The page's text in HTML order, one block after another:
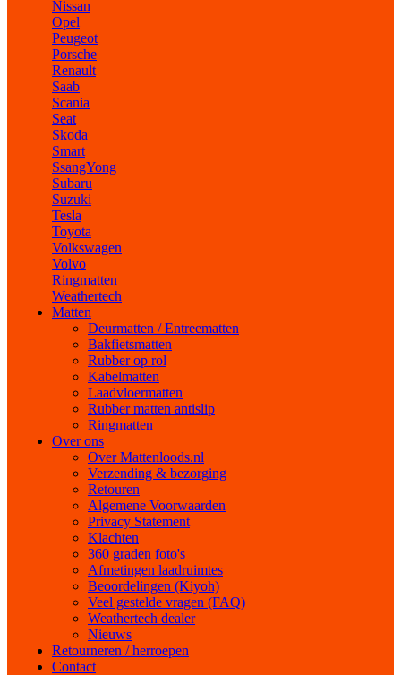
Nissan
Opel
Peugeot
Porsche
Renault
Saab
Scania
Seat
Skoda
Smart
SsangYong
Subaru
Suzuki
Tesla
Toyota
Volkswagen
Volvo
Ringmatten
Weathertech
Matten
Deurmatten / Entreematten
Bakfietsmatten
Rubber op rol
Kabelmatten
Laadvloermatten
Rubber matten antislip
Ringmatten
Over ons
Over Mattenloods.nl
Verzending & bezorging
Retouren
Algemene Voorwaarden
Privacy Statement
Klachten
360 graden foto's
Afmetingen laadruimtes
Beoordelingen (Kiyoh)
Veel gestelde vragen (FAQ)
Weathertech dealer
Nieuws
Retourneren / herroepen
Contact